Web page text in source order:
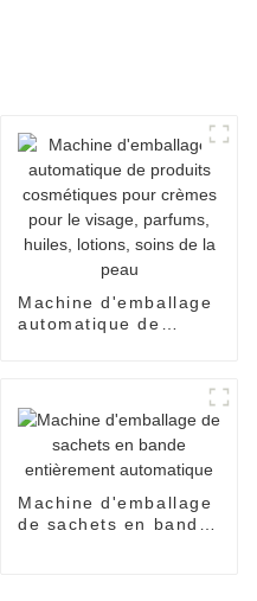
Machine d'emballage
automatique de
huiles, lotions, soins
de la peau
Machine d'emballage
de sachets en bande